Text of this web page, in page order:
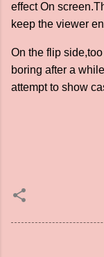
effect On
keep the viewer
On the flip
boring after a
attempt to show